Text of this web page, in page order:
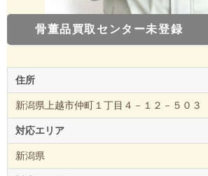
骨董品買取センター未登録
住所
新潟県上越市仲町１丁目４－１２－５０３
対応エリア
新潟県